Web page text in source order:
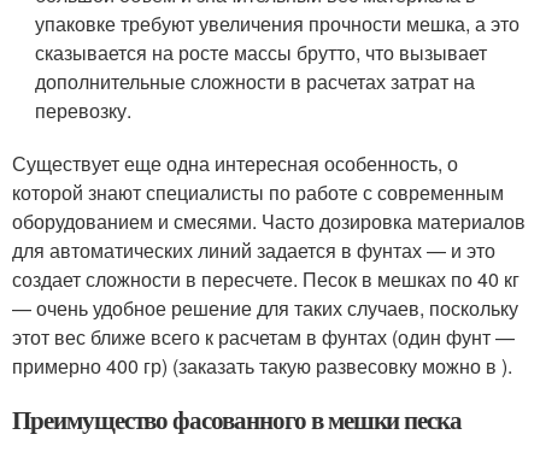
упаковке требуют увеличения прочности мешка, а это
сказывается на росте массы брутто, что вызывает
дополнительные сложности в расчетах затрат на
перевозку.
Существует еще одна интересная особенность, о
которой знают специалисты по работе с современным
оборудованием и смесями. Часто дозировка материалов
для автоматических линий задается в фунтах — и это
создает сложности в пересчете. Песок в мешках по 40 кг
— очень удобное решение для таких случаев, поскольку
этот вес ближе всего к расчетам в фунтах (один фунт —
примерно 400 гр) (заказать такую развесовку можно в ).
Преимущество фасованного в мешки песка